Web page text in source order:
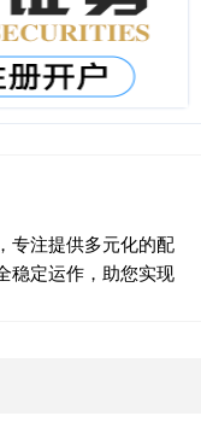
专注提供多元化的配
稳定运作，助您实现